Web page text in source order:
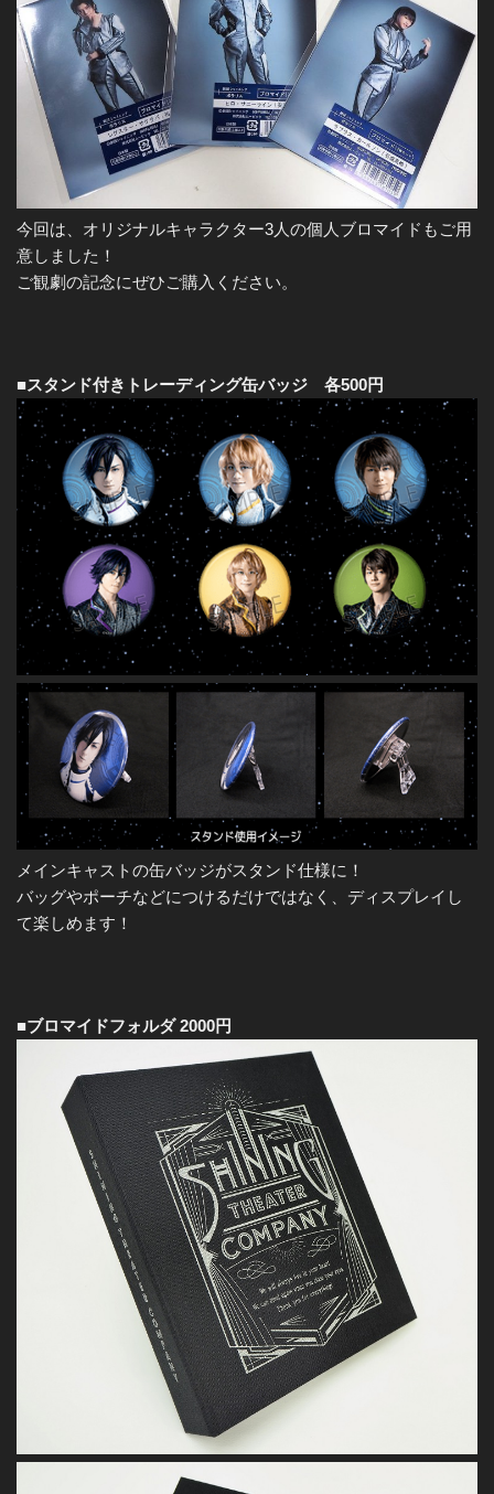
今回は、オリジナルキャラクター3人の個人ブロマイドもご用
意しました！
ご観劇の記念にぜひご購入ください。
■スタンド付きトレーディング缶バッジ 各500円
メインキャストの缶バッジがスタンド仕様に！
バッグやポーチなどにつけるだけではなく、ディスプレイし
て楽しめます！
■ブロマイドフォルダ 2000円